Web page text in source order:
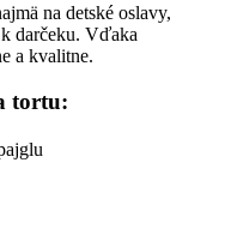
na detské oslavy,
darčeku. Vďaka
a kvalitne.
tortu: